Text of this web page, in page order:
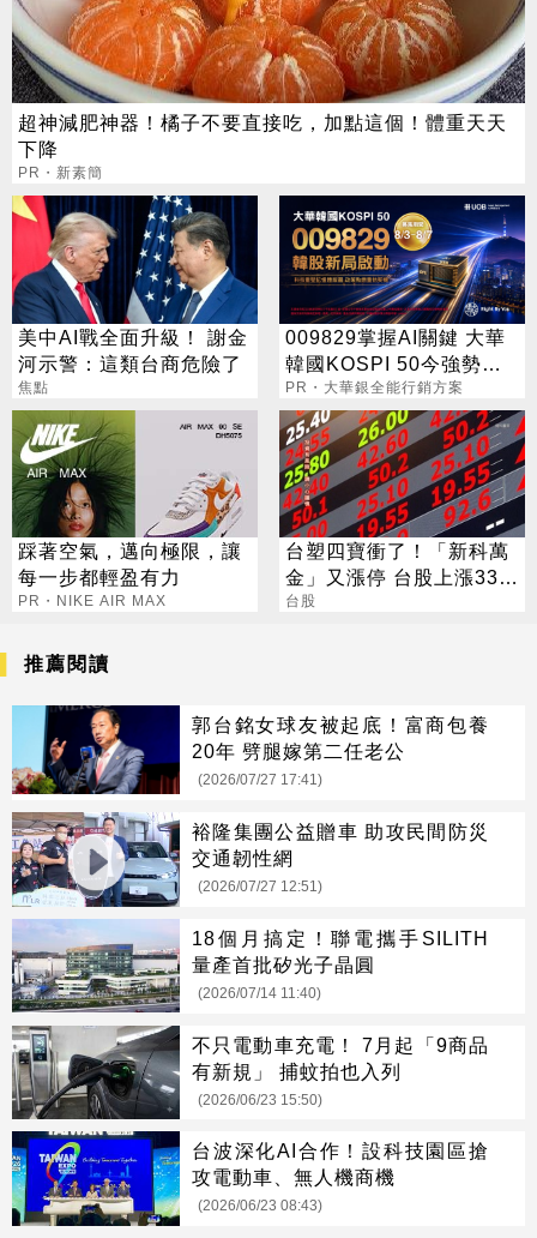
超神減肥神器！橘子不要直接吃，加點這個！體重天天
下降
PR・新素簡
美中AI戰全面升級！ 謝金
河示警：這類台商危險了
焦點
009829掌握AI關鍵 大華
韓國KOSPI 50今強勢開
募
PR・大華銀全能行銷方案
踩著空氣，邁向極限，讓
每一步都輕盈有力
PR・NIKE AIR MAX
台塑四寶衝了！「新科萬
金」又漲停 台股上漲330
點
台股
推薦閱讀
郭台銘女球友被起底！富商包養
20年 劈腿嫁第二任老公
(2026/07/27 17:41)
裕隆集團公益贈車 助攻民間防災
交通韌性網
(2026/07/27 12:51)
18個月搞定！聯電攜手SILITH
量產首批矽光子晶圓
(2026/07/14 11:40)
不只電動車充電！ 7月起「9商品
有新規」 捕蚊拍也入列
(2026/06/23 15:50)
台波深化AI合作！設科技園區搶
攻電動車、無人機商機
(2026/06/23 08:43)